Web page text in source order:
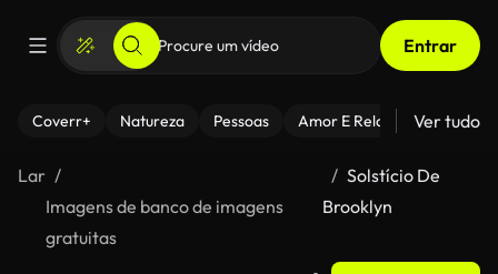
Entrar
Coverr+ Natureza Pessoas Amor E Relacionamentos
Ver tudo
Lar
Imagens de banco de imagens
gratuitas
Solstício De
Brooklyn